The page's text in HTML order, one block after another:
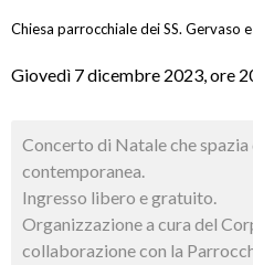
Chiesa parrocchiale dei SS. Gervaso
Giovedì 7 dicembre 2023, ore
Concerto di Natale che spazia
contemporanea.
Ingresso libero e gratuito.
Organizzazione a cura del
collaborazione con la